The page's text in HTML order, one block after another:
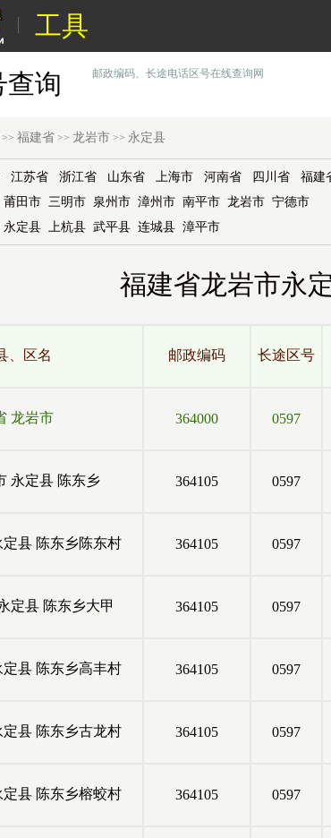
工具
查询 邮政编码、长途电话区号在线查询网
>> 福建省 >> 龙岩市 >> 永定县
江苏省 浙江省 山东省 上海市 河南省 四川省 福建
莆田市 三明市 泉州市 漳州市 南平市 龙岩市 宁德市
永定县 上杭县 武平县 连城县 漳平市
福建省龙岩市永
、区名 邮政编码 长途区号
龙岩市 364000 0597
永定县 陈东乡 364105 0597
定县 陈东乡陈东村 364105 0597
定县 陈东乡大甲 364105 0597
定县 陈东乡高丰村 364105 0597
定县 陈东乡古龙村 364105 0597
定县 陈东乡榕蛟村 364105 0597